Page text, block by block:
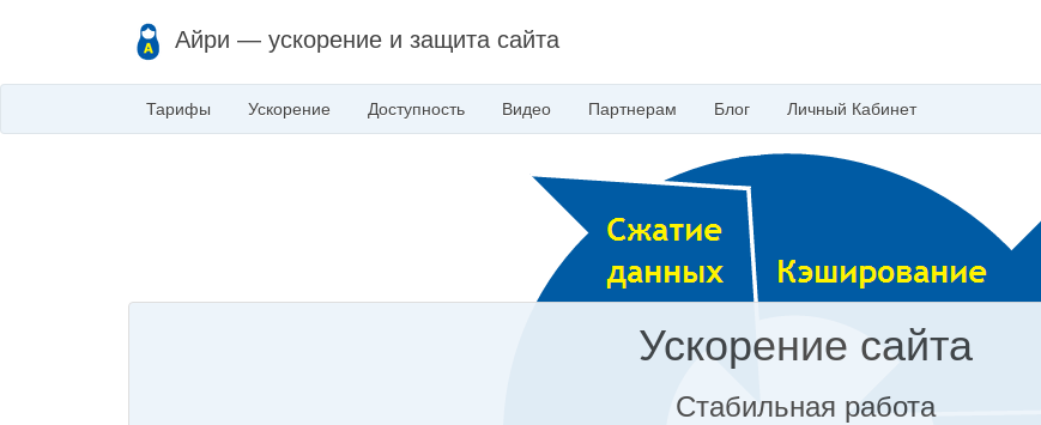
Айри — ускорение и защита сайта
Тарифы Ускорение Доступность Видео Партнерам Блог Личный Кабинет
Ускорение сайта
Стабильная работа